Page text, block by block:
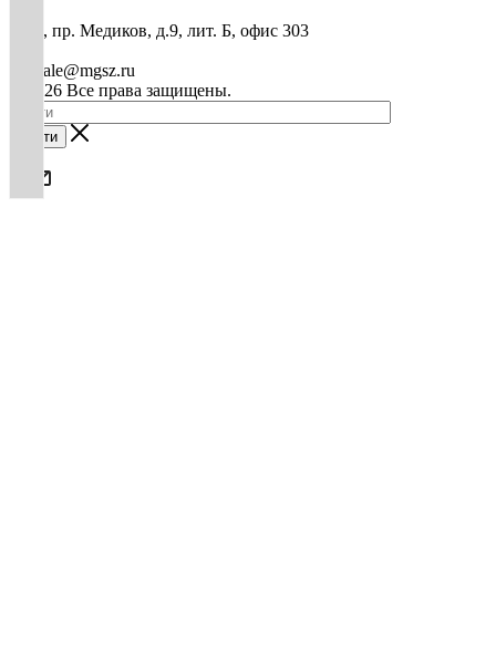
СПб, пр. Медиков, д.9, лит. Б, офис 303
mg-sale@mgsz.ru
© 2026 Все права защищены.
Найти